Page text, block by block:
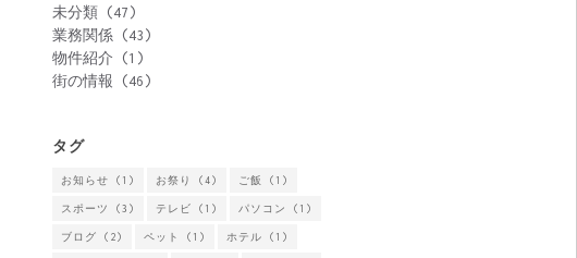
未分類 (47)
業務関係 (43)
物件紹介 (1)
街の情報 (46)
タグ
お知らせ (1) お祭り (4) ご飯 (1)
スポーツ (3) テレビ (1) パソコン (1)
ブログ (2) ペット (1) ホテル (1)